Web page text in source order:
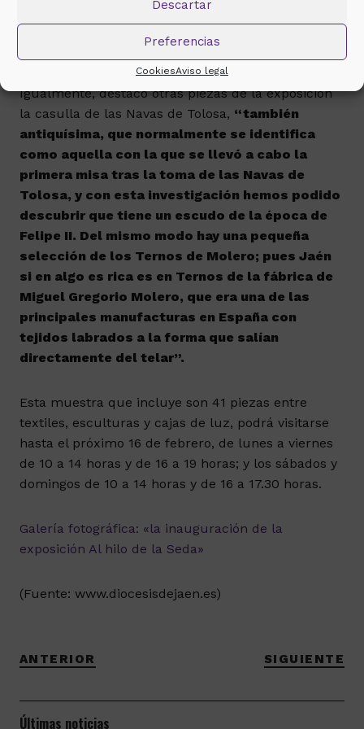
Descartar
Preferencias
CookiesAviso legal
labrados, sino también en bordados y labrados
del XVI y XVII, hasta el punto de contener una
casulla gótica, que es algo extrañísimo”.
Igualmente, destacó otras piezas de la exposición
la casulla de las Navas de Tolosa, “también
antiquísima, que normalmente se identifica
como aquella con la que se llevó a cabo la
primera misa tras la toma de las Navas de
Tolosa, y con esta investigación hemos podido
descubrir que tiene un escudo de la época de
Felipe II. Del mismo modo hay una pequeña
selección de los Ternos de Molero; pues Jaén
si en algo es rica es en Ternos de la fábrica de
Miguel Gregorio Molero, que era una de las
principales manufacturas en España con
tejidos labrados a la forma que salían
directamente del telar”.
Esta muestra que incluye son 41 piezas entre
textiles, esculturas y cajas de luz, podrá visitarse
hasta el próximo 16 de febrero, de lunes a viernes
de 10 a 14 horas y de 16 a 19 horas; y los sábados y
domingos de 10 a 14 horas y de 16 a 17.30 horas.
Galería fotográfica: «la inauguración de la
exposición Al hilo de la Seda»
(Fuente: www.diocesisdejaen.es)
ANTERIOR SIGUIENTE
Últimas noticias